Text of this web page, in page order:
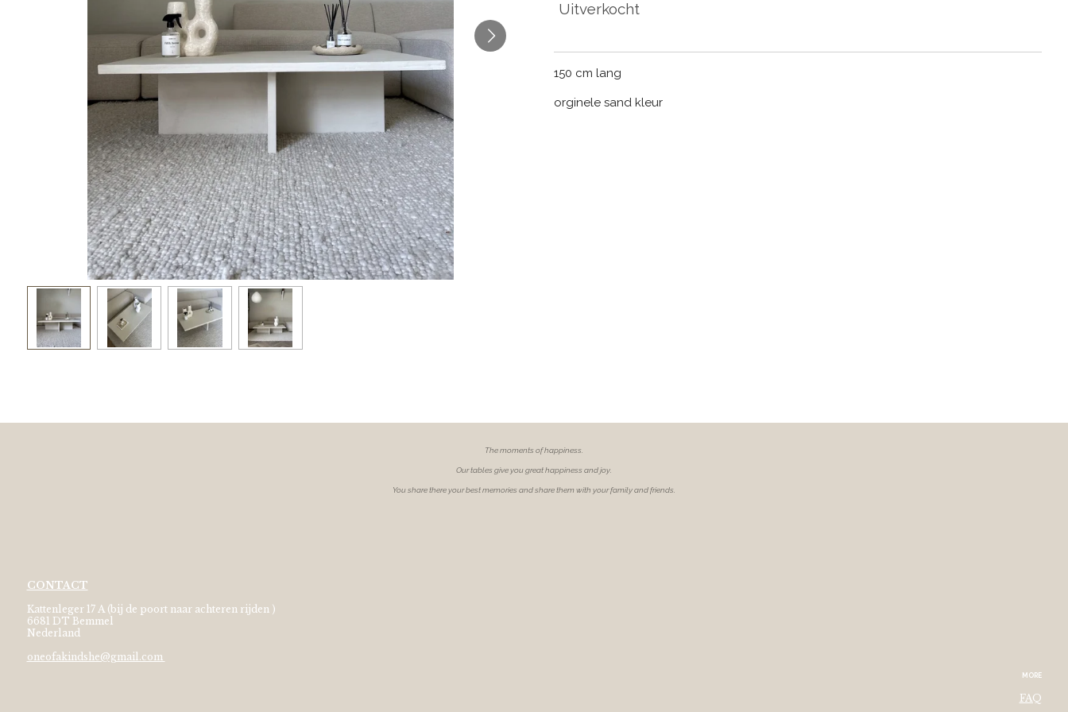
Uitverkocht
150 cm lang
orginele sand kleur
The moments ofhappiness.
Our tables give you great happiness and joy.
You share there your best memories and share them with your family and friends.
CONTACT
Kattenleger 17 A (bij de poort naar achteren rijden )
6681 DT Bemmel
Nederland
oneofakindshe@gmail.com
MORE
FAQ